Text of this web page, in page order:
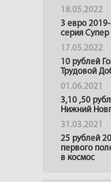
18.05.2022
3 евро
серия
17.05.2022
10 рублей
Трудовой
01.06.2021
3,10 ,50
Нижний
31.03.2021
25 рублей
первого
в космос